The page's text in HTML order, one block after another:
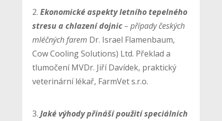
2. Ekonomické aspekty letního tepelného
stresu a chlazení dojnic– případy českých
mléčných farem Dr. Israel Flamenbaum,
Cow Cooling Solutions) Ltd. Překlad a
tlumočení MVDr. Jiří Davídek, praktický
veterinární lékař, FarmVet s.r.o.
3. Jaké výhody přináší použití speciálních